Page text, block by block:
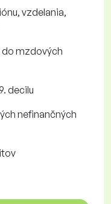
vzdelania,
mzdových
decilu
nefinančných